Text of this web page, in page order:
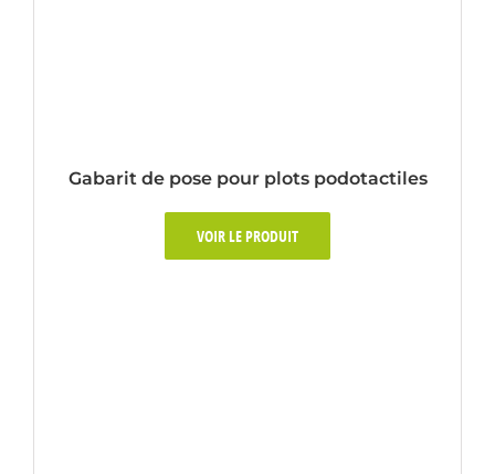
Gabarit de pose pour plots podotactiles
VOIR LE PRODUIT